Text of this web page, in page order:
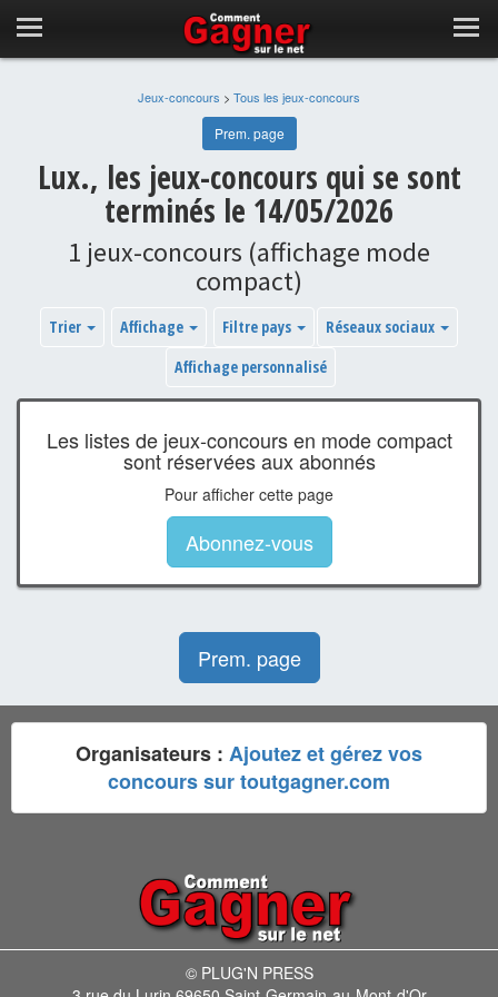
Jeux-concours > Tous les jeux-concours
Prem. page
Lux., les jeux-concours qui se sont
terminés le 14/05/2026
1 jeux-concours (affichage mode
compact)
Trier Affichage Filtre pays
Réseaux sociaux
Affichage personnalisé
Les listes de jeux-concours en mode compact
sont réservées aux abonnés
Pour afficher cette page
Abonnez-vous
Prem. page
Organisateurs : Ajoutez et gérez vos
concours sur toutgagner.com
© PLUG'N PRESS